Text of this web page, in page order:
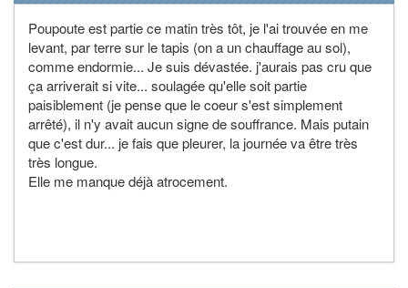
Poupoute est partie ce matin très tôt, je l'ai trouvée en me
levant, par terre sur le tapis (on a un chauffage au sol),
comme endormie... Je suis dévastée. j'aurais pas cru que
ça arriverait si vite... soulagée qu'elle soit partie
paisiblement (je pense que le coeur s'est simplement
arrêté), il n'y avait aucun signe de souffrance. Mais putain
que c'est dur... je fais que pleurer, la journée va être très
très longue.
Elle me manque déjà atrocement.